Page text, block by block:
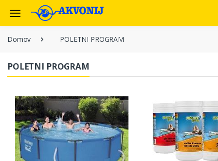
Domov POLETNI PROGRAM
POLETNI PROGRAM